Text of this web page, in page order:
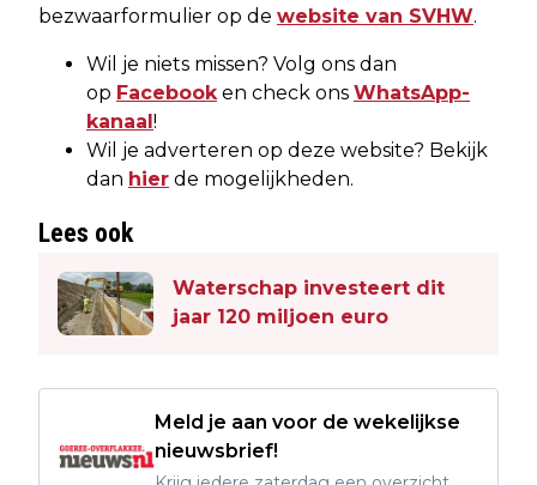
bezwaarformulier op de website van SVHW.
Wil je niets missen? Volg ons dan
op Facebook en check ons WhatsApp-
kanaal!
Wil je adverteren op deze website? Bekijk
dan hier de mogelijkheden.
Lees ook
Waterschap investeert dit
jaar 120 miljoen euro
Meld je aan voor de wekelijkse
nieuwsbrief!